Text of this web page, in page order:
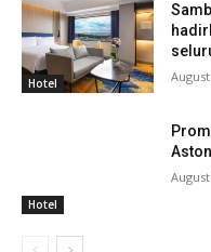
Hotel
Hotel